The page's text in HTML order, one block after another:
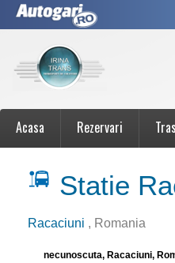
Acasa Rezervari
Statie
Racaciuni , Romania
necunoscuta, Racaciuni,